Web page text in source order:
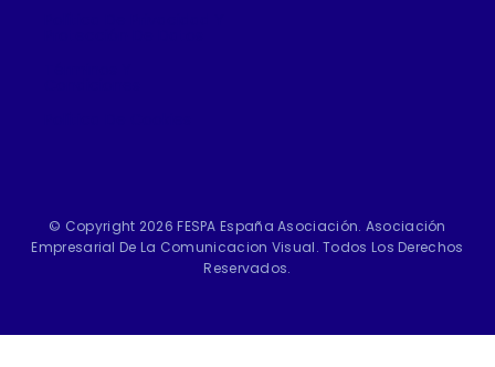
© Copyright 2026 FESPA España Asociación. Asociación
Empresarial De La Comunicacion Visual. Todos Los Derechos
Reservados.